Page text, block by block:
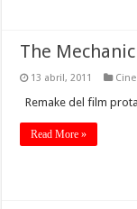
The
13 abril, 2011
Remake del film
Read More »